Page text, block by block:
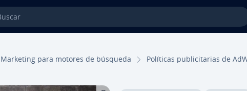
Marketing para motores de búsqueda Políticas pu­bli­ci­ta­rias de